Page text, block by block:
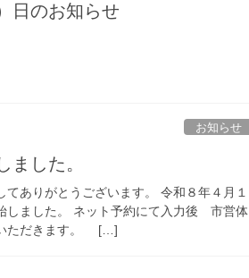
日のお知らせ
お知らせ
した。
ありがとうございます。 令和８年４月１
しました。 ネット予約にて入力後 市営体
ただきます。 […]